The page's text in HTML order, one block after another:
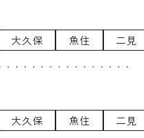
大久保 魚住 二見
大久保 魚住 二見